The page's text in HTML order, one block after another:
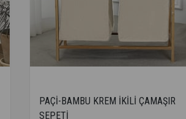
BAMBU KREM İKİLİ ÇAMAŞIR
PAÇİ-